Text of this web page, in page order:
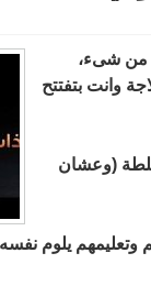
من شىء،
وانت بتفتتح
السلطة (وعشان
تربيتهم وتعليمهم